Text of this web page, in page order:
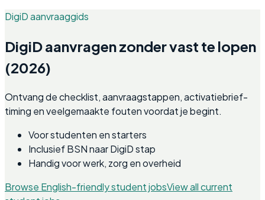
DigiD aanvraaggids
DigiD aanvragen zonder vast te lopen
(2026)
Ontvang de checklist, aanvraagstappen, activatiebrief-
timing en veelgemaakte fouten voordat je begint.
Voor studenten en starters
Inclusief BSN naar DigiD stap
Handig voor werk, zorg en overheid
Browse English-friendly student jobsView all current